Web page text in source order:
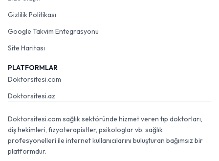
Gizlilik Politikası
Google Takvim Entegrasyonu
Site Haritası
PLATFORMLAR
Doktorsitesi.com
Doktorsitesi.az
Doktorsitesi.com sağlık sektöründe hizmet veren tıp doktorları,
diş hekimleri, fizyoterapistler, psikologlar vb. sağlık
profesyonelleri ile internet kullanıcılarını buluşturan bağımsız bir
platformdur.